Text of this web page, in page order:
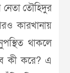
নেতা তৌহিদুর
কারখানায়
থাকলে
কী করে? এ